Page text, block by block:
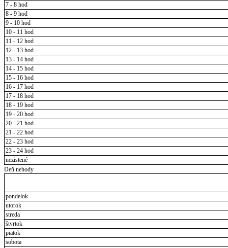
7 - 8 hod
8 - 9 hod
9 - 10 hod
10 - 11 hod
11 - 12 hod
12 - 13 hod
13 - 14 hod
14 - 15 hod
15 - 16 hod
16 - 17 hod
17 - 18 hod
18 - 19 hod
19 - 20 hod
20 - 21 hod
21 - 22 hod
22 - 23 hod
23 - 24 hod
nezistené
Deň nehody
pondelok
utorok
streda
štvrtok
piatok
sobota